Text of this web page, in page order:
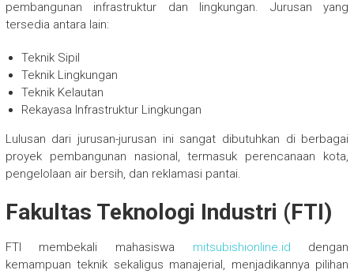
pembangunan infrastruktur dan lingkungan. Jurusan yang
tersedia antara lain:
Teknik Sipil
Teknik Lingkungan
Teknik Kelautan
Rekayasa Infrastruktur Lingkungan
Lulusan dari jurusan-jurusan ini sangat dibutuhkan di berbagai
proyek pembangunan nasional, termasuk perencanaan kota,
pengelolaan air bersih, dan reklamasi pantai.
Fakultas Teknologi Industri (FTI)
FTI membekali mahasiswa mitsubishionline.id dengan
kemampuan teknik sekaligus manajerial, menjadikannya pilihan